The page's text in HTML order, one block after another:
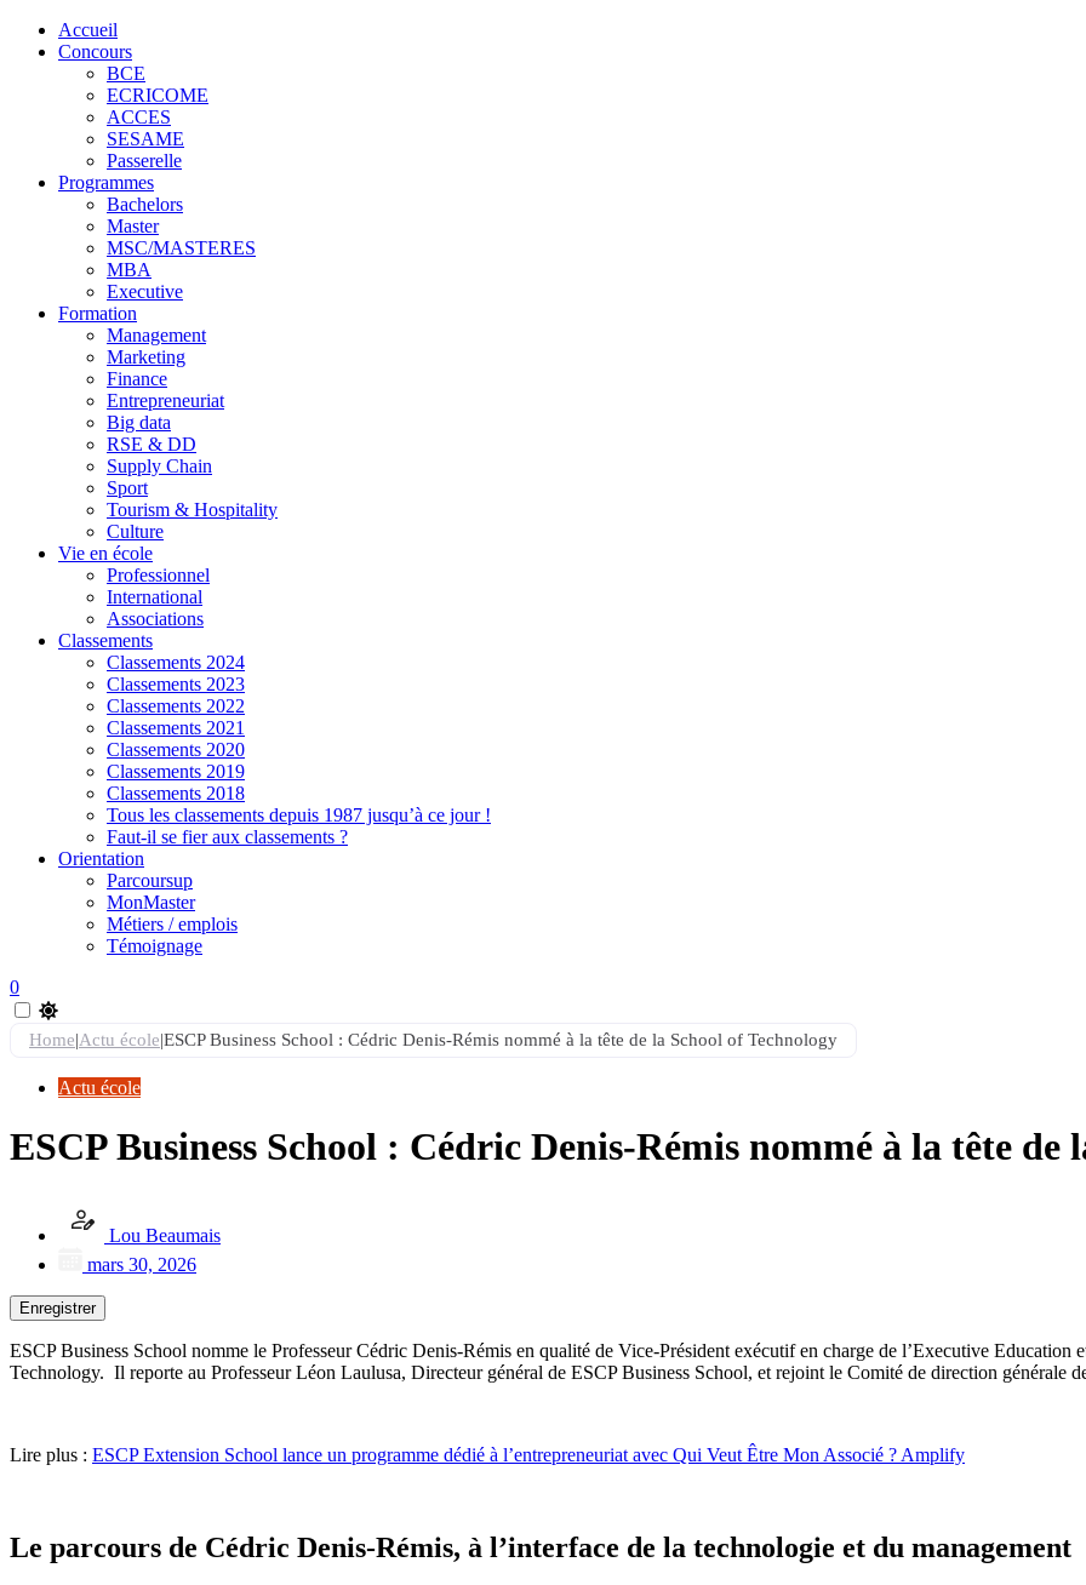
Accueil
Concours
BCE
ECRICOME
ACCES
SESAME
Passerelle
Programmes
Bachelors
Master
MSC/MASTERES
MBA
Executive
Formation
Management
Marketing
Finance
Entrepreneuriat
Big data
RSE & DD
Supply Chain
Sport
Tourism & Hospitality
Culture
Vie en école
Professionnel
International
Associations
Classements
Classements 2024
Classements 2023
Classements 2022
Classements 2021
Classements 2020
Classements 2019
Classements 2018
Tous les classements depuis 1987 jusqu’à ce jour !
Faut-il se fier aux classements ?
Orientation
Parcoursup
MonMaster
Métiers / emplois
Témoignage
0
Home|Actu école|ESCP Business School : Cédric Denis-Rémis nommé à la tête de la School of Technology
Actu école
ESCP Business School : Cédric Denis-Rémis nommé à la tête de
Lou Beaumais
mars 30, 2026
Enregistrer
ESCP Business School nomme le Professeur Cédric Denis-Rémis en qualité de Vice-Président exécutif en charge de l’Executive Education
Technology. Il reporte au Professeur Léon Laulusa, Directeur général de ESCP Business School, et rejoint le Comité de direction générale
Lire plus : ESCP Extension School lance un programme dédié à l’entrepreneuriat avec Qui Veut Être Mon Associé ? Amplify
Le parcours de Cédric Denis-Rémis, à l’interface de la technologie et du management